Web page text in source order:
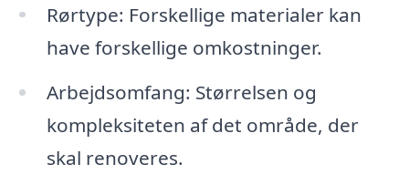
Rørtype: Forskellige materialer kan
have forskellige omkostninger.
Arbejdsomfang: Størrelsen og
kompleksiteten af det område, der
skal renoveres.